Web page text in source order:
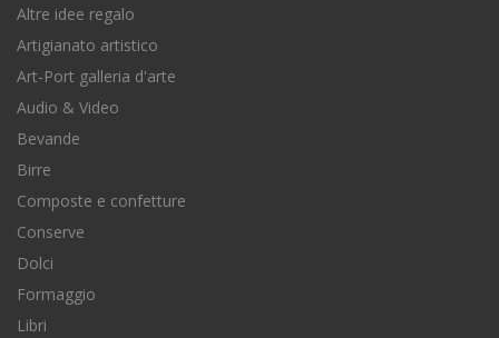
Altre idee regalo
Artigianato artistico
Art-Port galleria d'arte
Audio & Video
Bevande
Birre
Composte e confetture
Conserve
Dolci
Formaggio
Libri